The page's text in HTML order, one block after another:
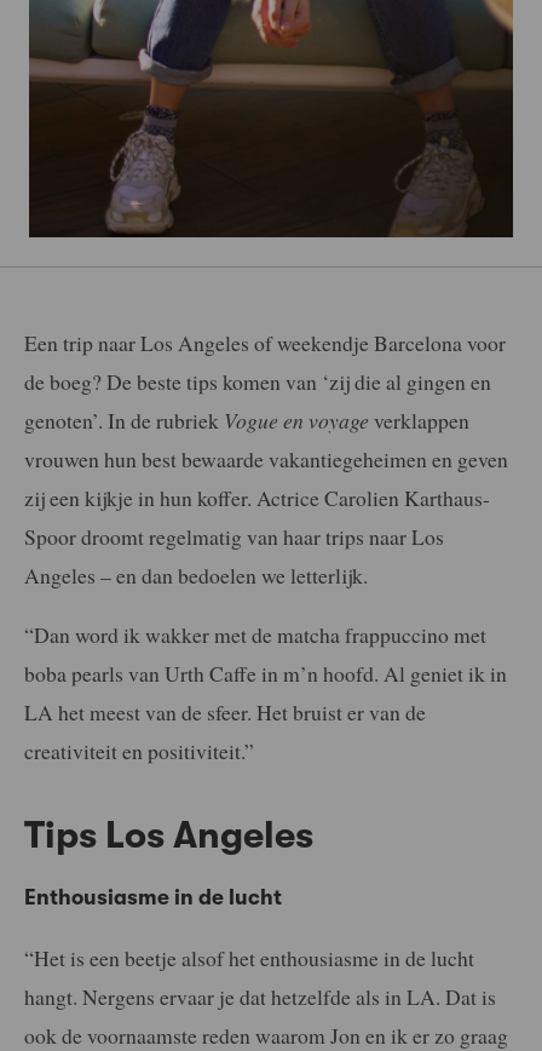
Een trip naar Los Angeles of weekendje Barcelona voor
de boeg? De beste tips komen van ‘zij die al gingen en
genoten’. In de rubriek Vogue en voyage verklappen
vrouwen hun best bewaarde vakantiegeheimen en geven
zij een kijkje in hun koffer. Actrice Carolien Karthaus-
Spoor droomt regelmatig van haar trips naar Los
Angeles – en dan bedoelen we letterlijk.
“Dan word ik wakker met de matcha frappuccino met
boba pearls van Urth Caffe in m’n hoofd. Al geniet ik in
LA het meest van de sfeer. Het bruist er van de
creativiteit en positiviteit.”
Tips Los Angeles
Enthousiasme in de lucht
“Het is een beetje alsof het enthousiasme in de lucht
hangt. Nergens ervaar je dat hetzelfde als in LA. Dat is
ook de voornaamste reden waarom Jon en ik er zo graag